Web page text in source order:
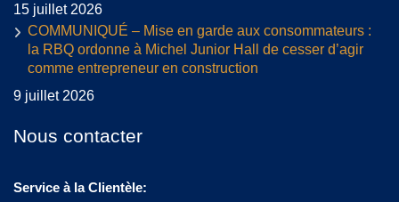
15 juillet 2026
COMMUNIQUÉ – Mise en garde aux consommateurs :
la RBQ ordonne à Michel Junior Hall de cesser d’agir
comme entrepreneur en construction
9 juillet 2026
Nous contacter
Service à la Clientèle: